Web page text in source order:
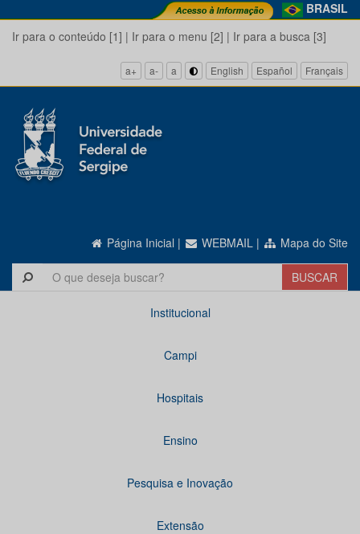
BRASIL
Ir para o conteúdo [1] | Ir para o menu [2] | Ir para a busca [3]
a+ a- a English Español Français
Página Inicial | WEBMAIL | Mapa do Site
Institucional
Campi
Hospitais
Ensino
Pesquisa e Inovação
Extensão